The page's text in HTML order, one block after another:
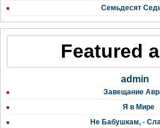
Семьдесят
Featured
admin
Завещание
Я в Мире
Не Бабушкам, -